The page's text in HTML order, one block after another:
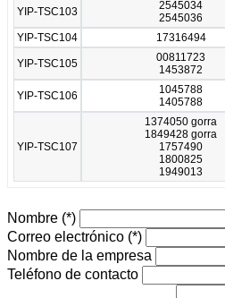
YIP-TSC103
2545034
2545036
YIP-TSC104
17316494
YIP-TSC105
00811723
1453872
YIP-TSC106
1045788
1405788
YIP-TSC107
1374050 gorra
1849428 gorra
1757490
1800825
1949013
Nombre (*)
Correo electrónico (*)
Nombre de la empresa
Teléfono de contacto